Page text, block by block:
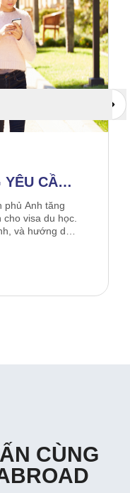
YÊU CẦU
CHO DU
MỚI
phủ Anh tăng
visa du học.
và hướng dẫn
CÙNG